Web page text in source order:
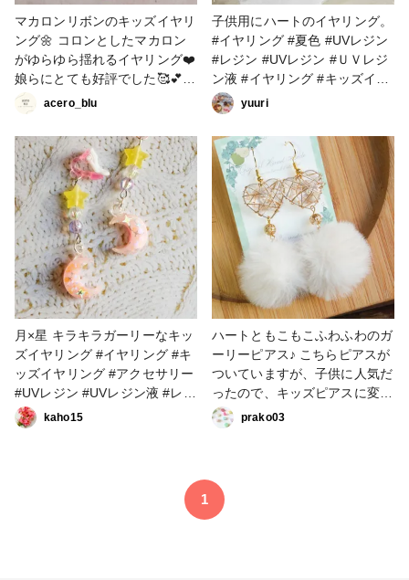
マカロンリボンのキッズイヤリ
ング🌼 コロンとしたマカロン
がゆらゆら揺れるイヤリング❤️
娘らにとても好評でした🥰💕
#2022新春投稿キャンペーン #
アクセサリー部 #アクセサリー
#販売中 #イヤリング #ベビ
ー・キッズ #キッズイヤリング
acero_blu
子供用にハートのイヤリング。
#イヤリング #夏色 #UVレジン
#レジン #UVレジン #ＵＶレジ
ン液 #イヤリング #キッズイヤ
リングyuuri
月×星 キラキラガーリーなキッ
ズイヤリング #イヤリング #キ
ッズイヤリング #アクセサリー
#UVレジン #UVレジン液 #レジ
ン
kaho15
ハートともこもこふわふわのガ
ーリーピアス♪ こちらピアスが
ついていますが、子供に人気だ
ったので、キッズピアスに変更
して旅だちました🙇 #ピアス #
イヤリング #冬アクセサリー #
prako03
1